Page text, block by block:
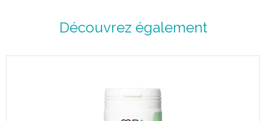
Découvrez également